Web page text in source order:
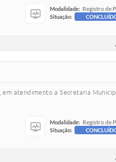
Modalidade: Registro de
Situação:
atendimento a Secretaria
Modalidade: Registro de
Situação: